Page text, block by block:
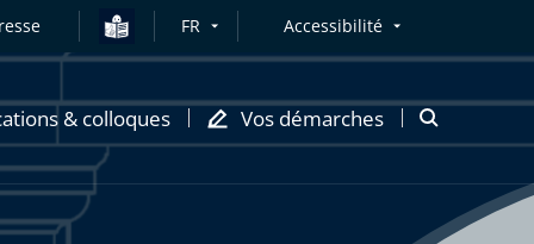
FR Accessibilité
& colloques Vos démarches
Ouvrir
modale
de